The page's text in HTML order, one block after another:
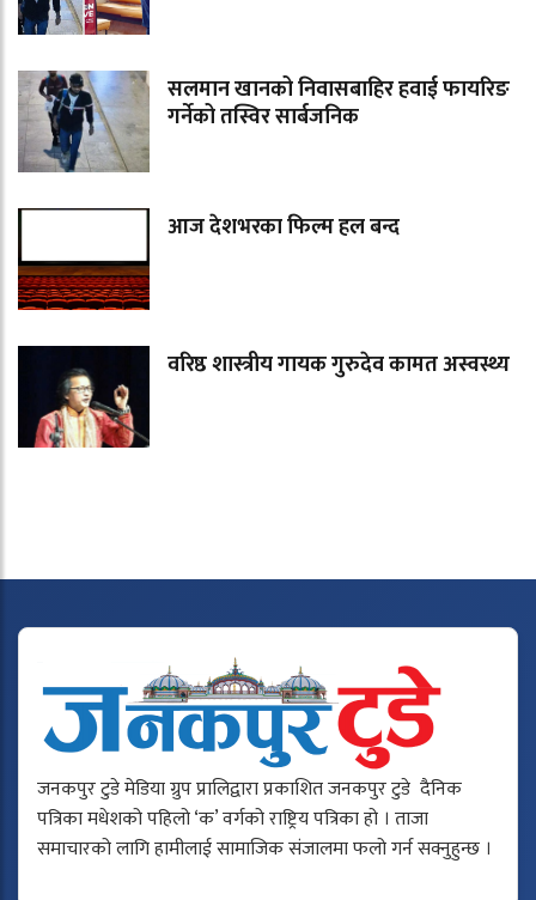
सलमान खानको निवासबाहिर हवाई फायरिङ
गर्नेको तस्विर सार्बजनिक
आज देशभरका फिल्म हल बन्द
वरिष्ठ शास्त्रीय गायक गुरुदेव कामत अस्वस्थ्य
जनकपुर टुडे मेडिया ग्रुप प्रालिद्वारा प्रकाशित जनकपुर टुडे दैनिक
पत्रिका मधेशको पहिलो ‘क’ वर्गको राष्ट्रिय पत्रिका हो । ताजा
समाचारको लागि हामीलाई सामाजिक संजालमा फलो गर्न सक्नुहुन्छ ।